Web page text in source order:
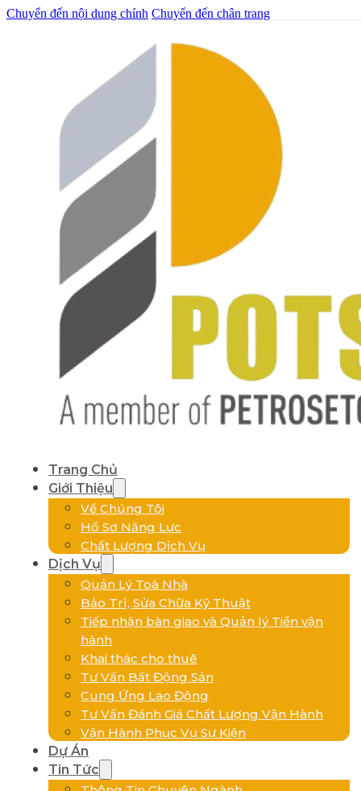
Chuyển đến nội dung chính Chuyển đến chân trang
Trang Chủ
Giới Thiệu
Về Chúng Tôi
Hồ Sơ Năng Lực
Chất Lượng Dịch Vụ
Dịch Vụ
Quản Lý Toà Nhà
Bảo Trì, Sửa Chữa Kỹ Thuật
Tiếp nhận bàn giao và Quản lý Tiền vận
hành
Khai thác cho thuê
Tư Vấn Bất Động Sản
Cung Ứng Lao Động
Tư Vấn Đánh Giá Chất Lượng Vận Hành
Vận Hành Phục Vụ Sự Kiện
Dự Án
Tin Tức